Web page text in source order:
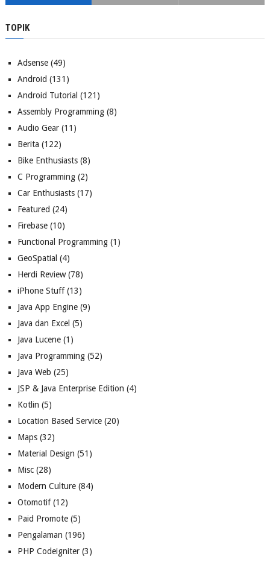
TOPIK
Adsense(49)
Android (131)
Android Tutorial (121)
Assembly Programming(8)
Audio Gear(11)
Berita (122)
Bike Enthusiasts(8)
C Programming(2)
Car Enthusiasts(17)
Featured (24)
Firebase(10)
Functional Programming(1)
GeoSpatial (4)
Herdi Review(78)
iPhone Stuff(13)
Java App Engine(9)
Java dan Excel (5)
Java Lucene(1)
Java Programming(52)
Java Web (25)
JSP & Java Enterprise Edition (4)
Kotlin (5)
Location Based Service(20)
Maps(32)
Material Design (51)
Misc(28)
Modern Culture(84)
Otomotif(12)
Paid Promote(5)
Pengalaman (196)
PHP Codeigniter(3)